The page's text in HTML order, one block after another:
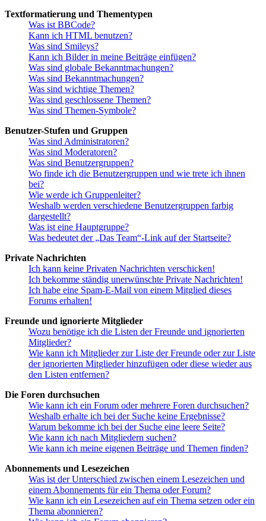
Textformatierung und Thementypen
Was ist BBCode?
Kann ich HTML benutzen?
Was sind Smileys?
Kann ich Bilder in meine Beiträge einfügen?
Was sind globale Bekanntmachungen?
Was sind Bekanntmachungen?
Was sind wichtige Themen?
Was sind geschlossene Themen?
Was sind Themen-Symbole?
Benutzer-Stufen und Gruppen
Was sind Administratoren?
Was sind Moderatoren?
Was sind Benutzergruppen?
Wo finde ich die Benutzergruppen und wie trete ich ihnen
bei?
Wie werde ich Gruppenleiter?
Weshalb werden verschiedene Benutzergruppen farbig
dargestellt?
Was ist eine Hauptgruppe?
Was bedeutet der „Das Team“-Link auf der Startseite?
Private Nachrichten
Ich kann keine Privaten Nachrichten verschicken!
Ich bekomme ständig unerwünschte Private Nachrichten!
Ich habe eine Spam-E-Mail von einem Mitglied dieses
Forums erhalten!
Freunde und ignorierte Mitglieder
Wozu benötige ich die Listen der Freunde und ignorierten
Mitglieder?
Wie kann ich Mitglieder zur Liste der Freunde oder zur Liste
der ignorierten Mitglieder hinzufügen oder diese wieder aus
den Listen entfernen?
Die Foren durchsuchen
Wie kann ich ein Forum oder mehrere Foren durchsuchen?
Weshalb erhalte ich bei der Suche keine Ergebnisse?
Warum bekomme ich bei der Suche eine leere Seite?
Wie kann ich nach Mitgliedern suchen?
Wie kann ich meine eigenen Beiträge und Themen finden?
Abonnements und Lesezeichen
Was ist der Unterschied zwischen einem Lesezeichen und
einem Abonnements für ein Thema oder Forum?
Wie kann ich ein Lesezeichen auf ein Thema setzen oder ein
Thema abonnieren?